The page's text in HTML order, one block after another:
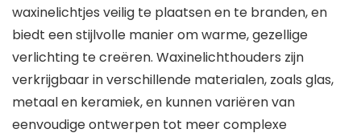
waxinelichtjes veilig te plaatsen en te branden, en
biedt een stijlvolle manier om warme, gezellige
verlichting te creëren. Waxinelichthouders zijn
verkrijgbaar in verschillende materialen, zoals glas,
metaal en keramiek, en kunnen variëren van
eenvoudige ontwerpen tot meer complexe